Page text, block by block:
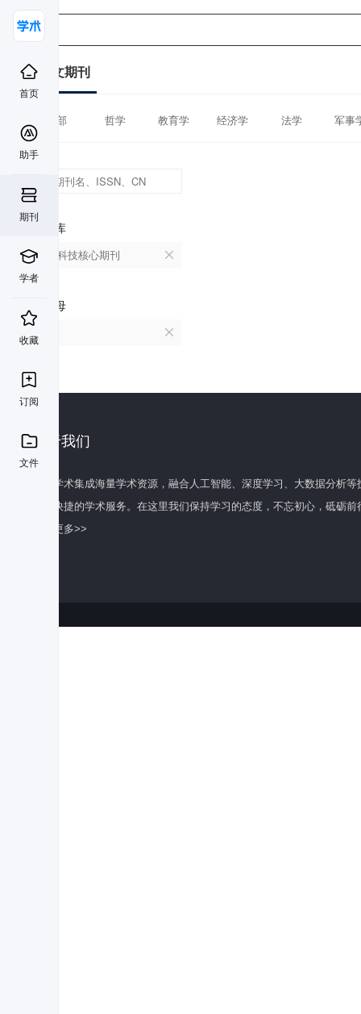
首页
助手
期刊
学者
收藏
订阅
文件
中文期刊
全部 哲学 教育学 经济学 法学 军事
数据库
中国科技核心期刊
首字母
关于我们
百度学术集成海量学术资源，融合人工智能、深度学习、大数据分析
全面快捷的学术服务。在这里我们保持学习的态度，不忘初心，砥砺前
了解更多>>